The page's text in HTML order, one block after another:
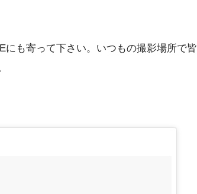
にも寄って下さい。いつもの撮影場所で皆